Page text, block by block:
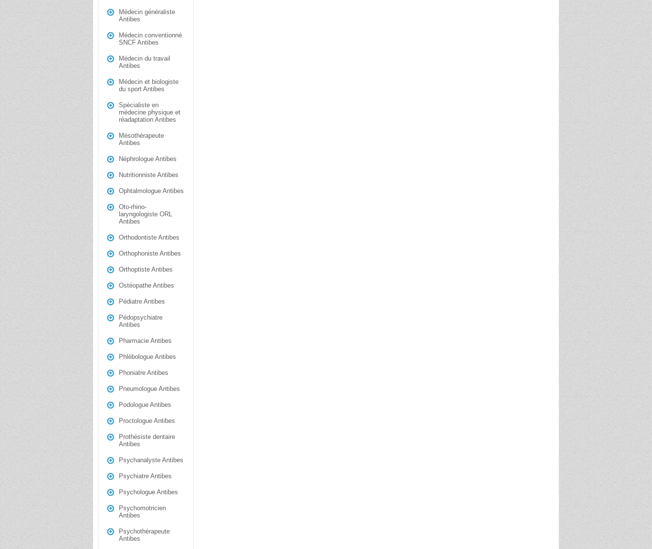
Médecin généraliste
Antibes
Médecin conventionné
SNCF Antibes
Médecin du travail
Antibes
Médecin et biologiste
du sport Antibes
Spécialiste en
médecine physique et
réadaptation Antibes
Mésothérapeute
Antibes
Néphrologue Antibes
Nutritionniste Antibes
Ophtalmologue Antibes
Oto-rhino-
laryngologiste ORL
Antibes
Orthodontiste Antibes
Orthophoniste Antibes
Orthoptiste Antibes
Ostéopathe Antibes
Pédiatre Antibes
Pédopsychiatre
Antibes
Pharmacie Antibes
Phlébologue Antibes
Phoniatre Antibes
Pneumologue Antibes
Podologue Antibes
Proctologue Antibes
Prothésiste dentaire
Antibes
Psychanalyste Antibes
Psychiatre Antibes
Psychologue Antibes
Psychomotricien
Antibes
Psychothérapeute
Antibes